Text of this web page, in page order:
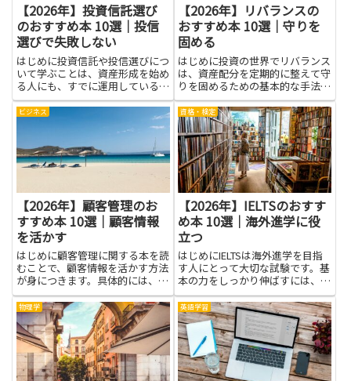
【2026年】投資信託選び
のおすすめ本 10選｜投信
選びで失敗しない
はじめに投資信託や投信選びにつ
いて学ぶことは、資産形成を始め
る人にも、すでに運用している人
にも大きな助けになります。本で
得られる知識は、商品ごとの仕組
みや手数料、リスクの種類とその
管理方法など、実践で役立つ基礎
力を育てます。用語や仕組みが
わ...
【2026年】リバランスの
おすすめ本 10選｜守りを
固める
はじめに投資の世界でリバランス
は、資産配分を定期的に整えて守
りを固めるための基本的な手法で
す。値動きで偏ったポートフォリ
オを目標配分に戻すことで、リス
クのコントロールや安定した運用
に寄与します。感情に左右されず
機械的に調整する習慣は、長期
的...
ビジネス
【2026年】顧客管理のお
すすめ本 10選｜顧客情報
を活かす
はじめに顧客管理に関する本を読
むことで、顧客情報を活かす方法
が身につきます。具体的には、顧
客の購買履歴や問い合わせ履歴を
整理して、適切なタイミングで適
切な対応ができるようになりま
す。その結果、顧客満足度の向上
やリピート率の改善、営業やマー
ケ...
資格・検定
【2026年】IELTSのおすす
め本 10選｜海外進学に役
立つ
はじめにIELTSは海外進学を目指
す人にとって大切な試験です。基
本の力をしっかり伸ばすには、信
頼できる解説と実例がまとまった
本を使うのが近道になります。こ
のテーマを学ぶと、語彙を増やし
表現を広げられるだけでなく、リ
スニング・リーディング・ラ...
物理学 英語学習